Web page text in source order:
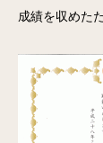
成績を収めた